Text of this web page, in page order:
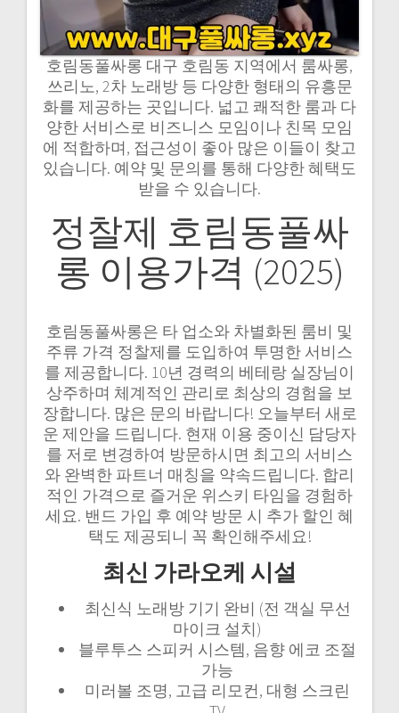
호림동풀싸롱 대구 호림동 지역에서 룸싸롱,
쓰리노, 2차 노래방 등 다양한 형태의 유흥문
화를 제공하는 곳입니다. 넓고 쾌적한 룸과 다
양한 서비스로 비즈니스 모임이나 친목 모임
에 적합하며, 접근성이 좋아 많은 이들이 찾고
있습니다. 예약 및 문의를 통해 다양한 혜택도
받을 수 있습니다.
정찰제 호림동풀싸
롱 이용가격 (2025)
호림동풀싸롱은 타 업소와 차별화된 룸비 및
주류 가격 정찰제를 도입하여 투명한 서비스
를 제공합니다. 10년 경력의 베테랑 실장님이
상주하며 체계적인 관리로 최상의 경험을 보
장합니다. 많은 문의 바랍니다! 오늘부터 새로
운 제안을 드립니다. 현재 이용 중이신 담당자
를 저로 변경하여 방문하시면 최고의 서비스
와 완벽한 파트너 매칭을 약속드립니다. 합리
적인 가격으로 즐거운 위스키 타임을 경험하
세요. 밴드 가입 후 예약 방문 시 추가 할인 혜
택도 제공되니 꼭 확인해주세요!
최신 가라오케 시설
최신식 노래방 기기 완비 (전 객실 무선
마이크 설치)
블루투스 스피커 시스템, 음향 에코 조절
가능
미러볼 조명, 고급 리모컨, 대형 스크린